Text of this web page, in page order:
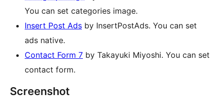
You can set categories image.
Insert Post Ads by InsertPostAds. You can set
ads native.
Contact Form 7 by Takayuki Miyoshi. You can set
contact form.
Screenshot